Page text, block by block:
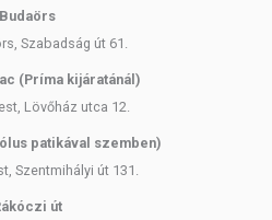
Budaörs
Szabadság út 61.
(Príma kijáratánál)
Lövőház utca 12.
patikával szemben)
Szentmihályi út 131.
út